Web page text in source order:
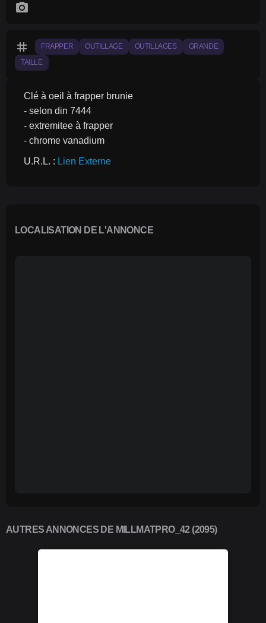
photo_camera
tag FRAPPER OUTILLAGE OUTILLAGES GRANDE
TAILLE
Clé à oeil à frapper brunie
- selon din 7444
- extremitee à frapper
- chrome vanadium
U.R.L. : Lien Externe
LOCALISATION DE L'ANNONCE
AUTRES ANNONCES DE MILLMATPRO_42 (2095)